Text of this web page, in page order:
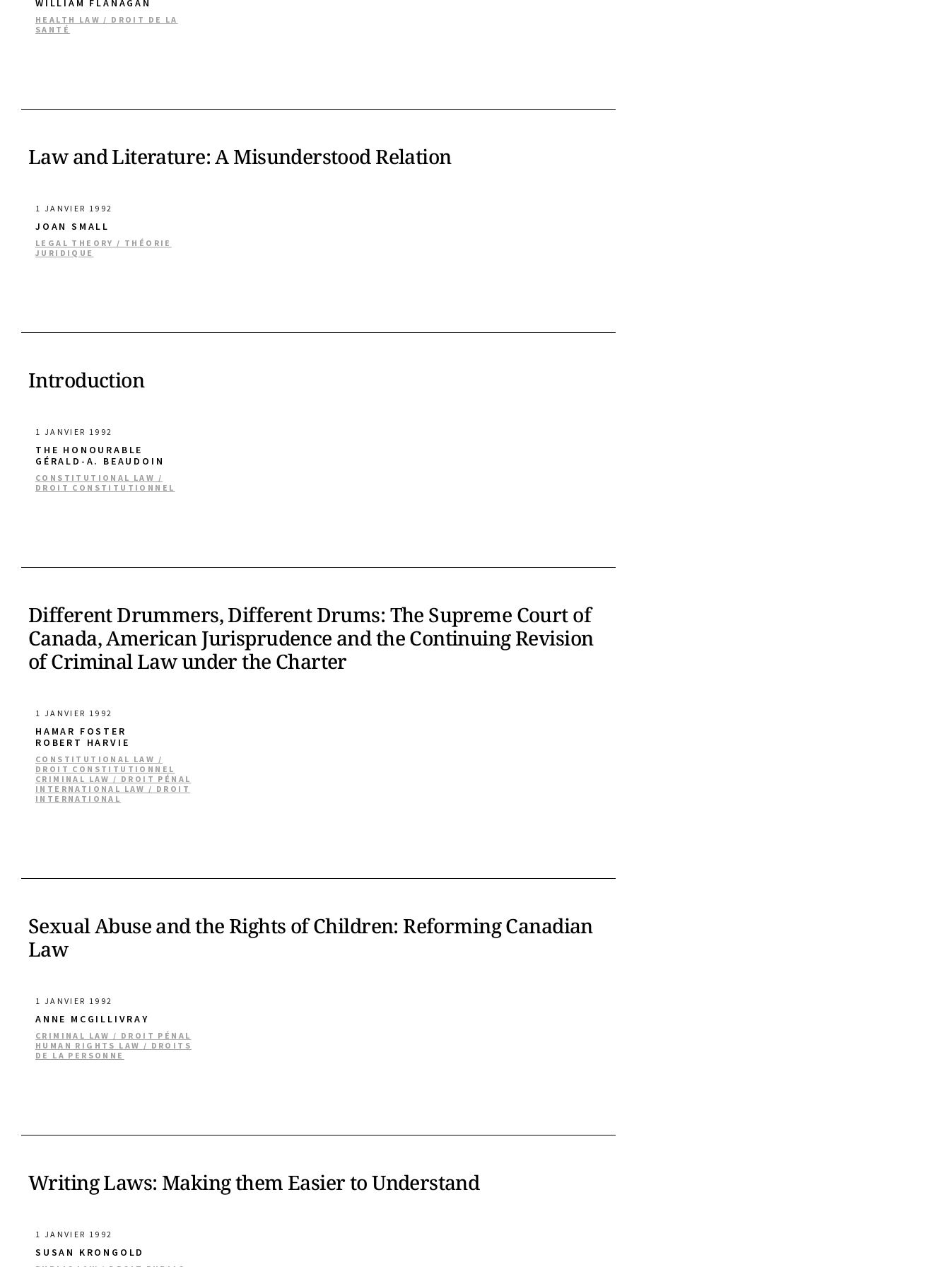
WILLIAM FLANAGAN
HEALTH LAW / DROIT DE LA
SANTÉ
Law and Literature: A Misunderstood Relation
1 JANVIER 1992
JOAN SMALL
LEGAL THEORY / THÉORIE
JURIDIQUE
Introduction
1 JANVIER 1992
THE HONOURABLE
GÉRALD-A. BEAUDOIN
CONSTITUTIONAL LAW /
DROIT CONSTITUTIONNEL
Different Drummers, Different Drums: The Supreme Court of
Canada, American Jurisprudence and the Continuing Revision
of Criminal Law under the Charter
1 JANVIER 1992
HAMAR FOSTER
ROBERT HARVIE
CONSTITUTIONAL LAW /
DROIT CONSTITUTIONNEL
CRIMINAL LAW / DROIT PÉNAL
INTERNATIONAL LAW / DROIT
INTERNATIONAL
Sexual Abuse and the Rights of Children: Reforming Canadian
Law
1 JANVIER 1992
ANNE MCGILLIVRAY
CRIMINAL LAW / DROIT PÉNAL
HUMAN RIGHTS LAW / DROITS
DE LA PERSONNE
Writing Laws: Making them Easier to Understand
1 JANVIER 1992
SUSAN KRONGOLD